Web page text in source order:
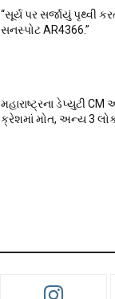
“સૂર્ય પર સર્જાયું પૃથ્વી
સનસ્પોટ AR4366.”
મહારાષ્ટ્રના ડેપ્યુટી
ક્રેશમાં મોત, અન્ય 3